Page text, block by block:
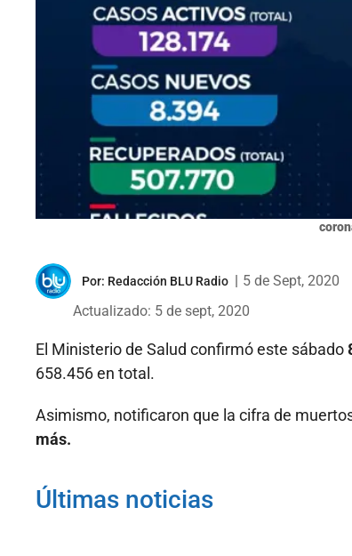
Por: Redacción BLU Radio
5 de Sept, 2020
Actualizado: 5 de sept, 2020
El Ministerio de Salud confirmó este sábado
658.456 en total.
Asimismo, notificaron que la cifra de muertos
más.
Últimas noticias